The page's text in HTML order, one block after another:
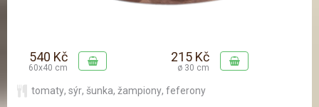
540 Kč
60x40 cm
215 Kč
ø 30 cm
tomaty, sýr, šunka, žampiony, feferony